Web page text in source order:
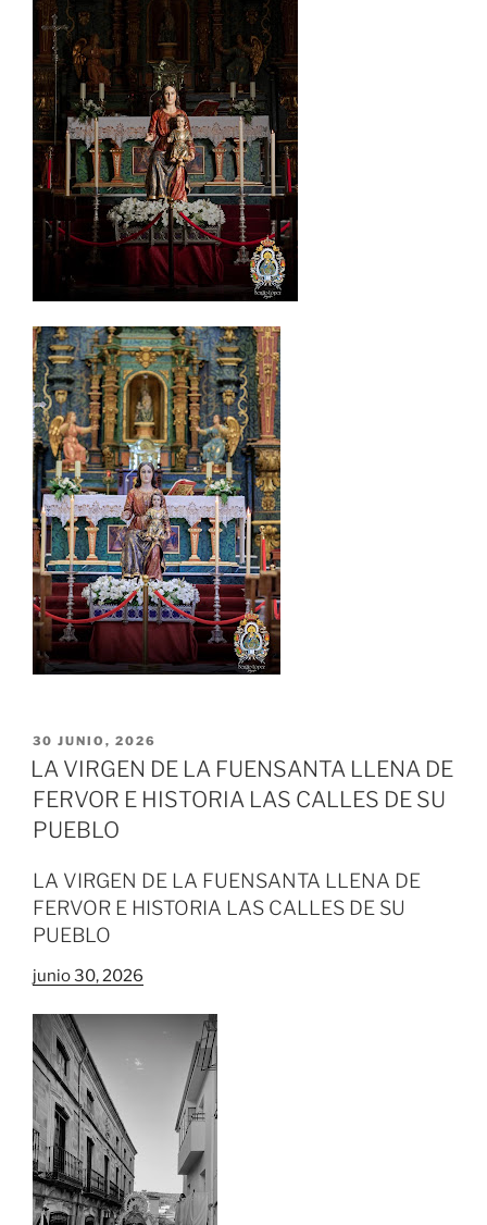
PUBLICADO
EL
30 JUNIO, 2026
LA VIRGEN DE LA FUENSANTA LLENA DE
FERVOR E HISTORIA LAS CALLES DE SU
PUEBLO
LA VIRGEN DE LA FUENSANTA LLENA DE
FERVOR E HISTORIA LAS CALLES DE SU
PUEBLO
junio 30, 2026